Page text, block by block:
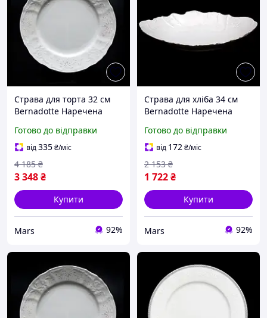
Страва для торта 32 см
Bernadotte Наречена
mars
Готово до відправки
від335₴/міс
3 348₴
4 185 ₴
Купити
Mars 92%
Страва для хліба 34 см
Bernadotte Наречена
Готово до відправки
від 172₴/міс
1 722₴
2 153 ₴
Купити
Mars 92%